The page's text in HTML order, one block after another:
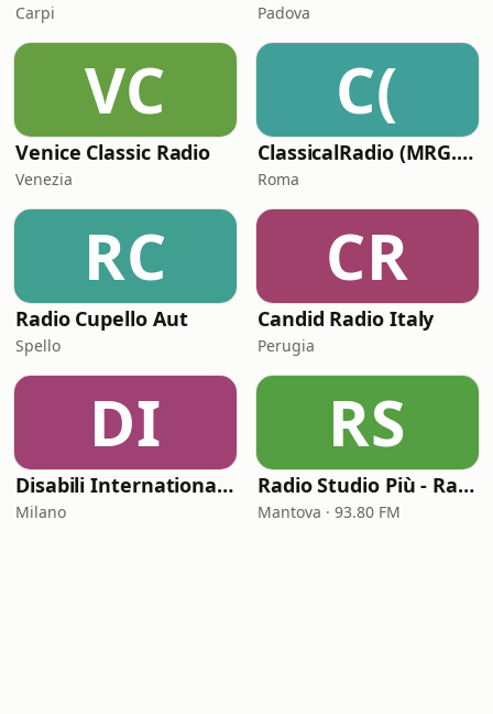
Carpi Padova
VC
Venice Classic Radio
Venezia
C(
ClassicalRadio (MRG.fm)
Roma
RC
Radio Cupello Aut
Spello
CR
Candid Radio Italy
Perugia
DI
Disabili International Radio
Milano
RS
Radio Studio Più - Radio '60' '70' '80'
Mantova · 93.80 FM